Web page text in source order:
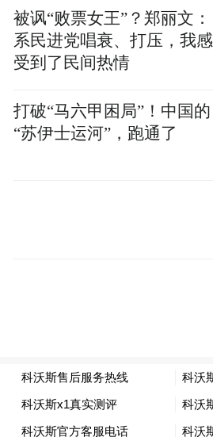
被讽“败票女王”？郑丽文：
系民进党唱衰、打压，我感
受到了民间热情
打破“马六甲困局”！中国的
“苏伊士运河”，跑通了